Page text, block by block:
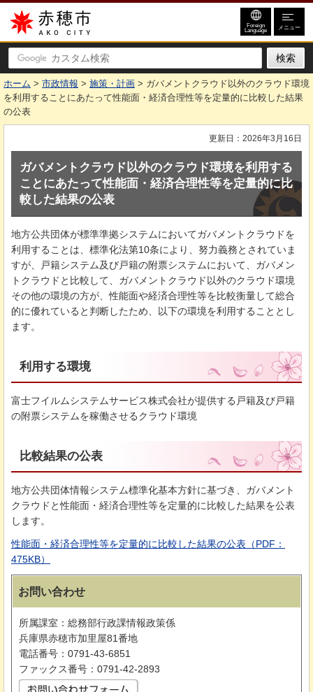
赤穂市
Foreign
Language メニュー
ホーム > 市政情報 > 施策・計画 > ガバメントクラウド以外のクラウド環境
を利用することにあたって性能面・経済合理性等を定量的に比較した結果
の公表
更新日：2026年3月16日
ガバメントクラウド以外のクラウド環境を利用する
ことにあたって性能面・経済合理性等を定量的に比
較した結果の公表
地方公共団体が標準準拠システムにおいてガバメントクラウドを
利用することは、標準化法第10条により、努力義務とされていま
すが、戸籍システム及び戸籍の附票システムにおいて、ガバメン
トクラウドと比較して、ガバメントクラウド以外のクラウド環境
その他の環境の方が、性能面や経済合理性等を比較衡量して総合
的に優れていると判断したため、以下の環境を利用することとし
ます。
利用する環境
富士フイルムシステムサービス株式会社が提供する戸籍及び戸籍
の附票システムを稼働させるクラウド環境
比較結果の公表
地方公共団体情報システム標準化基本方針に基づき、ガバメント
クラウドと性能面・経済合理性等を定量的に比較した結果を公表
します。
性能面・経済合理性等を定量的に比較した結果の公表（PDF：
475KB）
お問い合わせ
所属課室：総務部行政課情報政策係
兵庫県赤穂市加里屋81番地
電話番号：0791-43-6851
ファックス番号：0791-42-2893